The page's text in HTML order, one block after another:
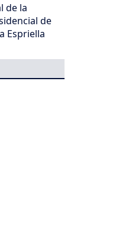
de la
de
Espriella